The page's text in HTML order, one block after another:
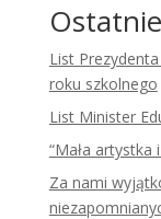
List
roku szkolnego
List Minister
“Mała artystka
Za nami